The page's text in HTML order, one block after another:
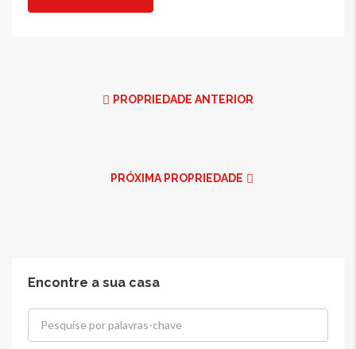
PROPRIEDADE ANTERIOR
PRÓXIMA PROPRIEDADE
Encontre a sua casa